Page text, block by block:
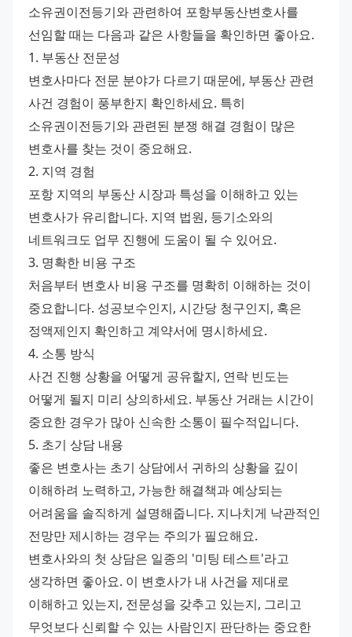
소유권이전등기와 관련하여 포항부동산변호사를
선임할 때는 다음과 같은 사항들을 확인하면 좋아요.
1. 부동산 전문성
변호사마다 전문 분야가 다르기 때문에, 부동산 관련
사건 경험이 풍부한지 확인하세요. 특히
소유권이전등기와 관련된 분쟁 해결 경험이 많은
변호사를 찾는 것이 중요해요.
2. 지역 경험
포항 지역의 부동산 시장과 특성을 이해하고 있는
변호사가 유리합니다. 지역 법원, 등기소와의
네트워크도 업무 진행에 도움이 될 수 있어요.
3. 명확한 비용 구조
처음부터 변호사 비용 구조를 명확히 이해하는 것이
중요합니다. 성공보수인지, 시간당 청구인지, 혹은
정액제인지 확인하고 계약서에 명시하세요.
4. 소통 방식
사건 진행 상황을 어떻게 공유할지, 연락 빈도는
어떻게 될지 미리 상의하세요. 부동산 거래는 시간이
중요한 경우가 많아 신속한 소통이 필수적입니다.
5. 초기 상담 내용
좋은 변호사는 초기 상담에서 귀하의 상황을 깊이
이해하려 노력하고, 가능한 해결책과 예상되는
어려움을 솔직하게 설명해줍니다. 지나치게 낙관적인
전망만 제시하는 경우는 주의가 필요해요.
변호사와의 첫 상담은 일종의 '미팅 테스트'라고
생각하면 좋아요. 이 변호사가 내 사건을 제대로
이해하고 있는지, 전문성을 갖추고 있는지, 그리고
무엇보다 신뢰할 수 있는 사람인지 판단하는 중요한